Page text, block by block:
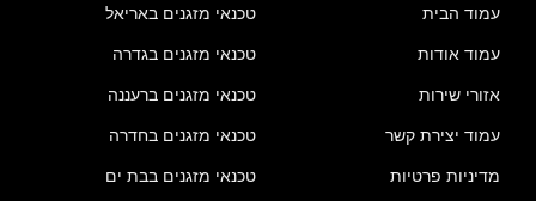
עמוד הבית
עמוד אודות
אזורי שירות
עמוד יצירת קשר
מדיניות פרטיות
טכנאי מזגנים באריאל
טכנאי מזגנים בגדרה
טכנאי מזגנים ברעננה
טכנאי מזגנים בחדרה
טכנאי מזגנים בבת ים